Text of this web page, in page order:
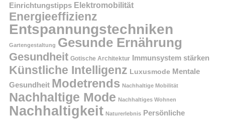
Einrichtungstipps Elektromobilität
Energieeffizienz
Entspannungstechniken
Gartengestaltung Gesunde Ernährung
Gesundheit Gotische Architektur Immunsystem stärken
Künstliche Intelligenz Luxusmode Mentale
Gesundheit Modetrends Nachhaltige Mobilität
Nachhaltige Mode Nachhaltiges Wohnen
Nachhaltigkeit Naturerlebnis Persönliche